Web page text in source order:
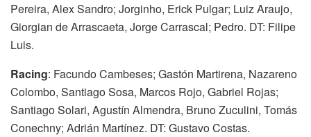
Pereira, Alex Sandro; Jorginho, Erick Pulgar; Luiz Araujo,
Giorgian de Arrascaeta, Jorge Carrascal; Pedro. DT: Filipe
Luis.
Racing: Facundo Cambeses; Gastón Martirena, Nazareno
Colombo, Santiago Sosa, Marcos Rojo, Gabriel Rojas;
Santiago Solari, Agustín Almendra, Bruno Zuculini, Tomás
Conechny; Adrián Martínez. DT: Gustavo Costas.